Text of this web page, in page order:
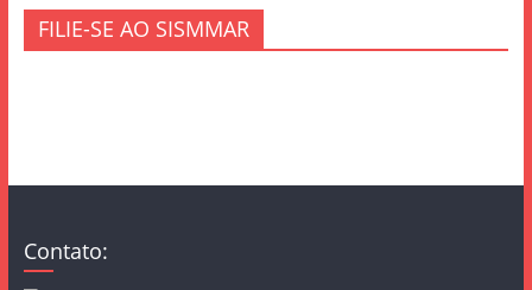
FILIE-SE AO SISMMAR
Contato: